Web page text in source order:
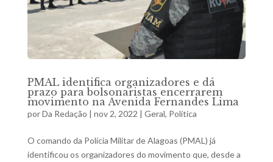
PMAL identifica organizadores e dá
prazo para bolsonaristas encerrarem
movimento na Avenida Fernandes Lima
porDa Redação | nov 2, 2022 | Geral, Política
O comando da Polícia Militar de Alagoas (PMAL) já
identificou os organizadores do movimento que, desde a